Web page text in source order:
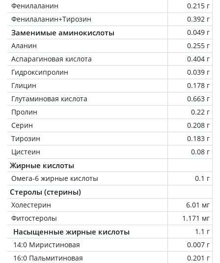
Фенилаланин
0.215 г
Фенилаланин+Тирозин
0.392 г
Заменимые аминокислоты
0.049 г
Аланин
0.255 г
Аспарагиновая кислота
0.404 г
Гидроксипролин
0.039 г
Глицин
0.178 г
Глутаминовая кислота
0.663 г
Пролин
0.22 г
Серин
0.208 г
Тирозин
0.183 г
Цистеин
0.08 г
Жирные кислоты
Омега-6 жирные кислоты 0.1 г
Стеролы (стерины)
Холестерин
6.01 мг
Фитостеролы
1.171 мг
Насыщенные жирные кислоты
1.1 г
14:0 Миристиновая
0.007 г
16:0 Пальмитиновая
0.201 г